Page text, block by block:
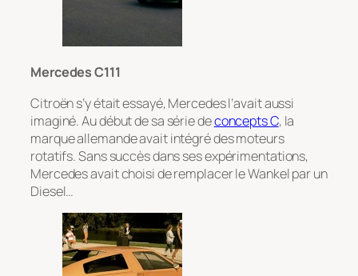
Mercedes C111
Citroën s’y était essayé, Mercedes l’avait aussi
imaginé. Au début de sa série deconcepts C, la
marque allemande avait intégré des moteurs
rotatifs. Sans succès dans ses expérimentations,
Mercedes avait choisi de remplacer le Wankel par un
Diesel…